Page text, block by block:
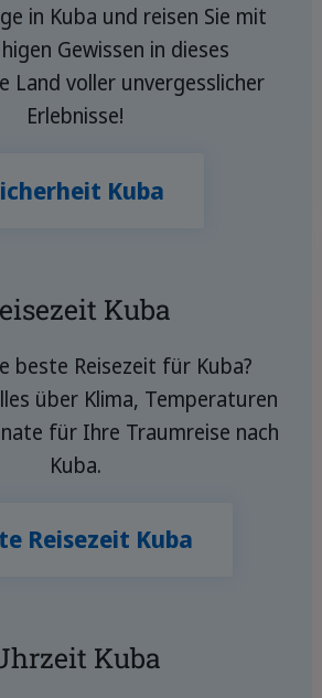
in Kuba und reisen Sie mit
Gewissen in dieses
Land voller unvergesslicher
Erlebnisse!
Kuba
Kuba
beste Reisezeit für Kuba?
über Klima, Temperaturen
für Ihre Traumreise nach
Kuba.
Reisezeit Kuba
Kuba